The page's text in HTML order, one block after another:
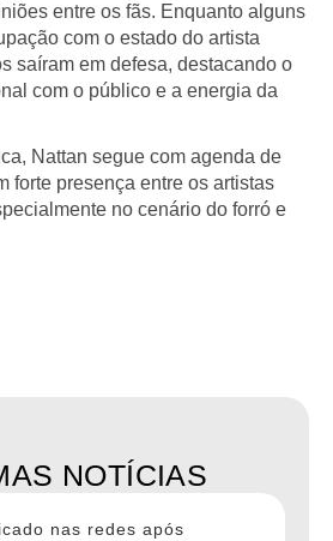
entre os fãs. Enquanto alguns
com o estado do artista
saíram em defesa, destacando o
com o público e a energia da
Nattan segue com agenda de
forte presença entre os artistas
no cenário do forró e
NOTÍCIAS
nas redes após